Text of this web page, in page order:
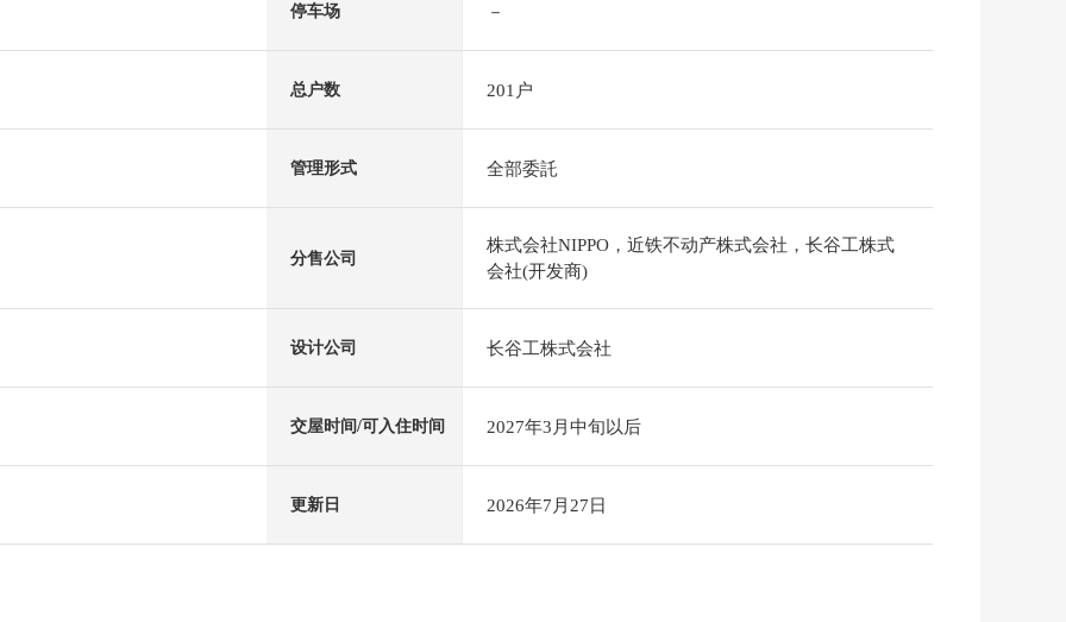
停车场 －
总户数 201户
管理形式 全部委託
分售公司
株式会社NIPPO，近铁不动产株式会社，长谷工株式
会社(开发商)
设计公司 长谷工株式会社
交屋时间/可入住时间 2027年3月中旬以后
更新日 2026年7月27日